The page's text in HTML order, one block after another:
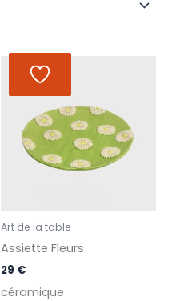
Art de la table
Assiette Fleurs
29 €
céramique